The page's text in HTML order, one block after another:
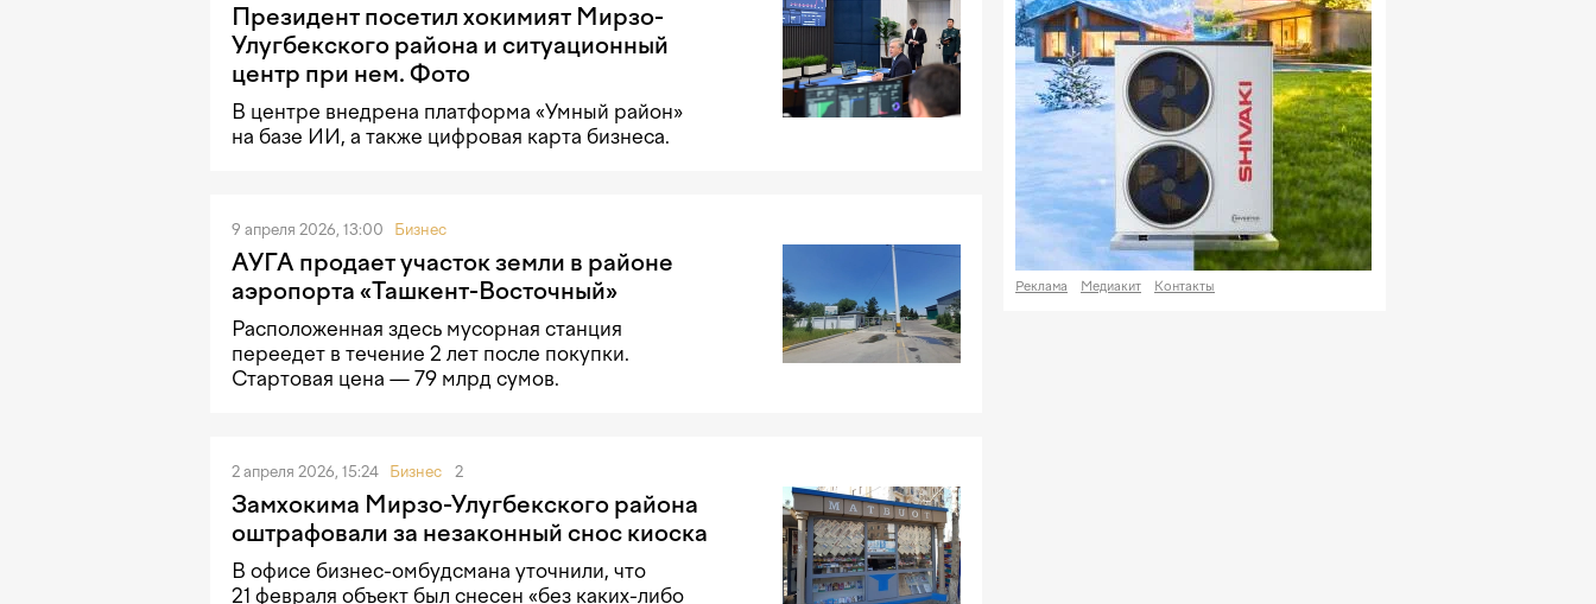
Президент посетил хокимият Мирзо-
Улугбекского района и ситуационный
центр при нем. Фото
В центре внедрена платформа «Умный район»
на базе ИИ, а также цифровая карта бизнеса.
9 апреля 2026, 13:00 Бизнес
АУГА продает участок земли в районе
аэропорта «Ташкент-Восточный»
Расположенная здесь мусорная станция
переедет в течение 2 лет после покупки.
Стартовая цена — 79 млрд сумов.
2 апреля 2026, 15:24 Бизнес 2
Замхокима Мирзо-Улугбекского района
оштрафовали за незаконный снос киоска
В офисе бизнес-омбудсмана уточнили, что
21 февраля объект был снесен «без каких-либо
Реклама Медиакит Контакты